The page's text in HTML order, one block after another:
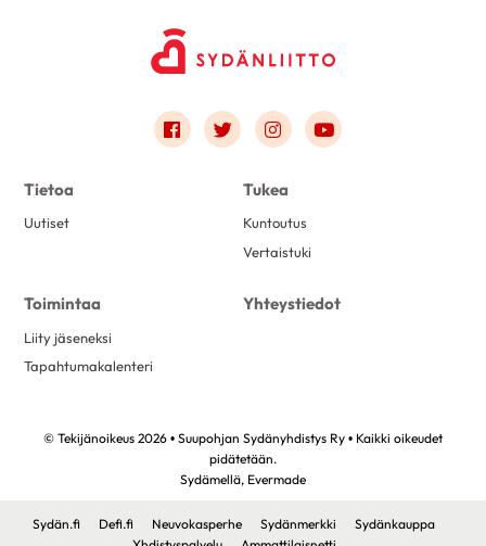
Link to facebook
Link to twitter
Link to instagram
Link to youtube
Tietoa
Uutiset
Tukea
Kuntoutus
Vertaistuki
Toimintaa
Liity jäseneksi
Tapahtumakalenteri
Yhteystiedot
© Tekijänoikeus 2026 • Suupohjan Sydänyhdistys Ry • Kaikki oikeudet
pidätetään.
Sydämellä, Evermade
Sydän.fi Defi.fi Neuvokasperhe Sydänmerkki
Sydänkauppa